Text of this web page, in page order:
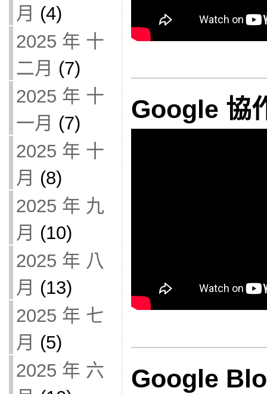
月 (4)
2025 年 十
二月 (7)
2025 年 十
一月 (7)
2025 年 十
月 (8)
2025 年 九
月 (10)
2025 年 八
月 (13)
2025 年 七
月 (5)
2025 年 六
Google 協
Google